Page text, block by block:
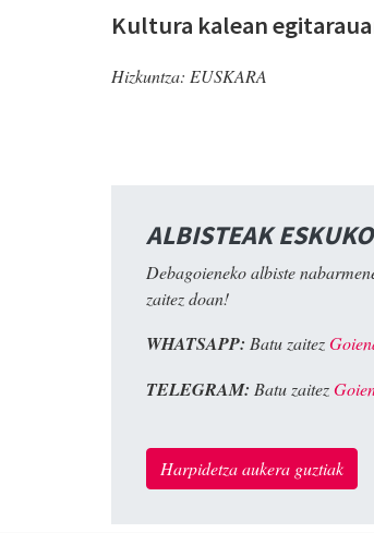
Kultura kalean
Hizkuntza: EUSKARA
ALBISTEAK
Debagoieneko albiste
zaitez doan!
WHATSAPP: Batu zaitez
TELEGRAM: Batu zaitez
Harpidetza aukera guztiak